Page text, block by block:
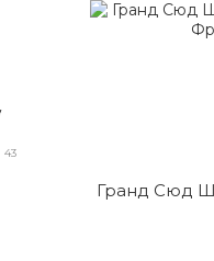
Гранд Сюд
43